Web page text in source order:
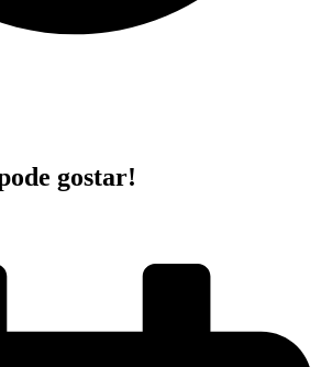
gostar!